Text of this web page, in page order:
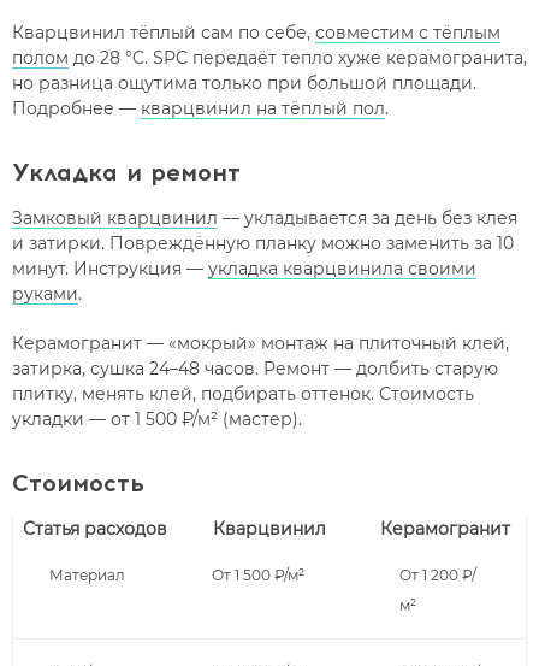
Кварцвинил тёплый сам по себе, совместим с тёплым
полом до 28 °C. SPC передаёт тепло хуже керамогранита,
но разница ощутима только при большой площади.
Подробнее — кварцвинил на тёплый пол.
Укладка и ремонт
Замковый кварцвинил — укладывается за день без клея
и затирки. Повреждённую планку можно заменить за 10
минут. Инструкция — укладка кварцвинила своими
руками.
Керамогранит — «мокрый» монтаж на плиточный клей,
затирка, сушка 24–48 часов. Ремонт — долбить старую
плитку, менять клей, подбирать оттенок. Стоимость
укладки — от 1 500 ₽/м² (мастер).
Стоимость
Статья расходов Кварцвинил Керамогранит
Материал От 1 500 ₽/м²
От 1 200 ₽/
м²